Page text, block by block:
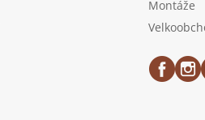
Montáže